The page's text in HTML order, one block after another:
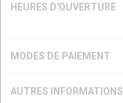
HEURES D'OUVERTURE
MODES DE PAIEMENT
AUTRES INFORMATIONS